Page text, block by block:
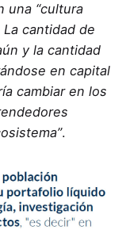
una “cultura
cantidad de
y la cantidad
en capital
cambiar en los
.